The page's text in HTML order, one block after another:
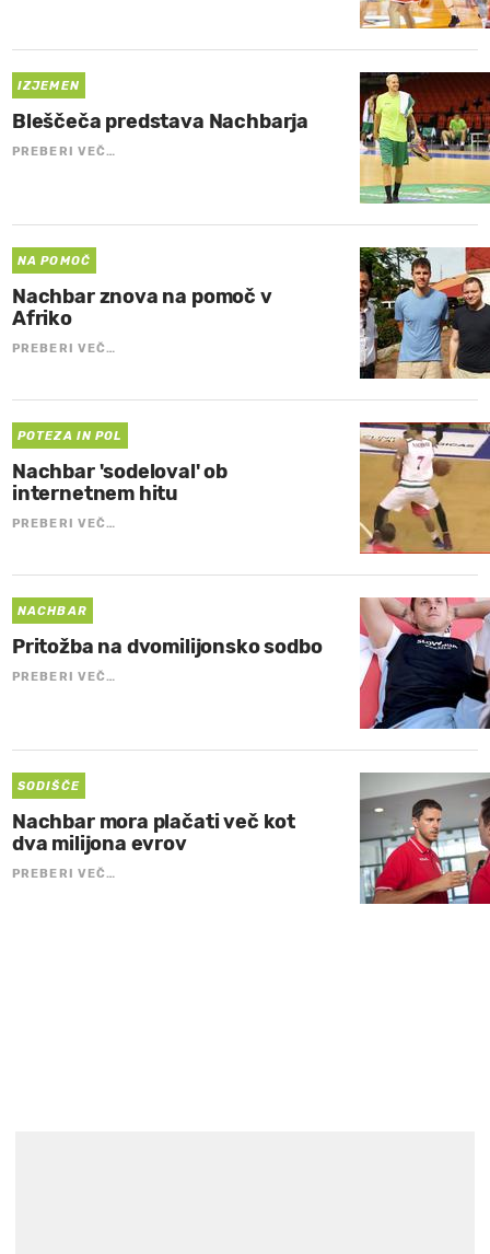
IZJEMEN
Bleščeča predstava Nachbarja
PREBERI VEČ…
NA POMOČ
Nachbar znova na pomoč v
Afriko
PREBERI VEČ…
POTEZA IN POL
Nachbar 'sodeloval' ob
internetnem hitu
PREBERI VEČ…
NACHBAR
Pritožba na dvomilijonsko sodbo
PREBERI VEČ…
SODIŠČE
Nachbar mora plačati več kot
dva milijona evrov
PREBERI VEČ…